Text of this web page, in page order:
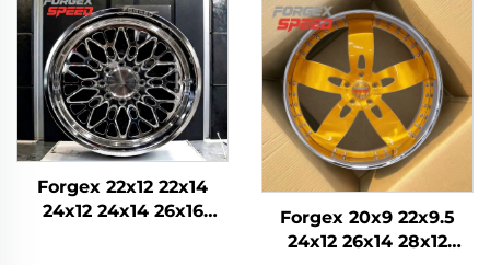
Forgex 22x12 22x14
24x12 24x14 26x16
Forgex 20x9 22x9.5
24x12 26x14 28x12